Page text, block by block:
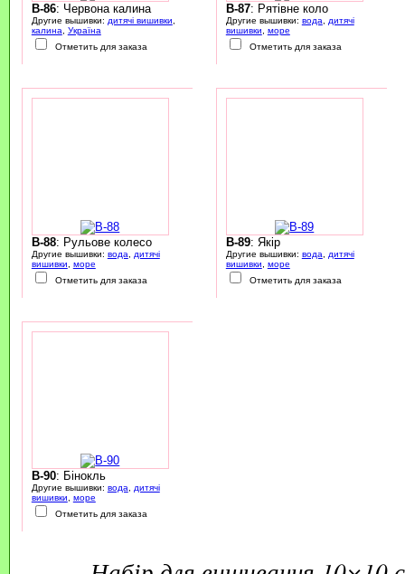
B-86: Червона калина
Другие вышивки: дитячі вишивки
калина
Україна
Отметить для заказа
B-87: Рятівне коло
Другие вышивки: вода
дитячі
вишивки
море
Отметить для заказа
B-88: Рульове колесо
Другие вышивки: вода
дитячі
вишивки
море
Отметить для заказа
B-89: Якір
Другие вышивки: вода
дитячі
вишивки
море
Отметить для заказа
B-90: Бінокль
Другие вышивки: вода
дитячі
вишивки
море
Отметить для заказа